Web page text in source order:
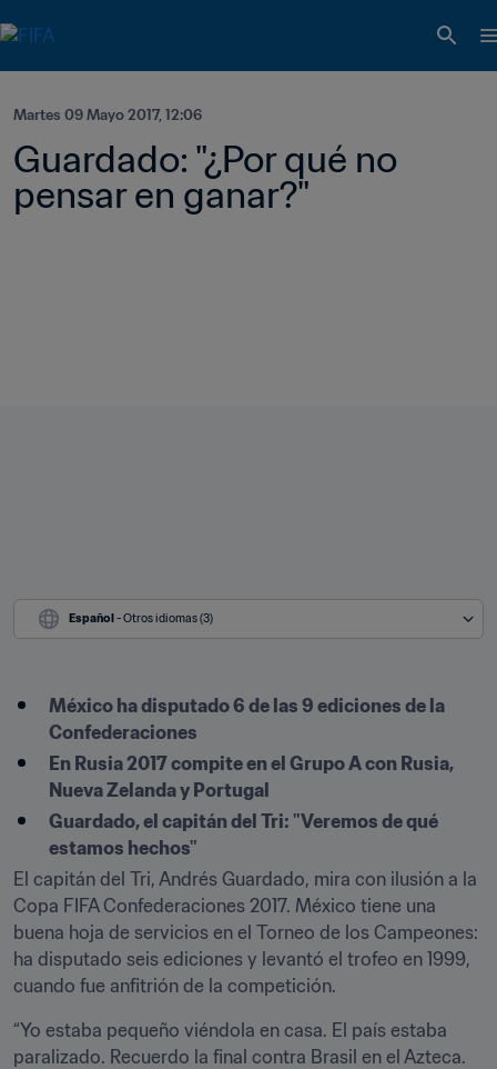
Martes 09 Mayo 2017, 12:06
Guardado: "¿Por qué no
pensar en ganar?"
Español - Otros idiomas (3)
México ha disputado 6 de las 9 ediciones de la
Confederaciones
En Rusia 2017 compite en el Grupo A con Rusia,
Nueva Zelanda y Portugal
Guardado, el capitán del Tri: "Veremos de qué
estamos hechos"
El capitán del Tri, Andrés Guardado, mira con ilusión a la
Copa FIFA Confederaciones 2017. México tiene una
buena hoja de servicios en el Torneo de los Campeones:
ha disputado seis ediciones y levantó el trofeo en 1999,
cuando fue anfitrión de la competición.
“Yo estaba pequeño viéndola en casa. El país estaba
paralizado. Recuerdo la final contra Brasil en el Azteca.